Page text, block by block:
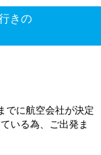
きの
でに航空会社が決定
いる為、ご出発ま